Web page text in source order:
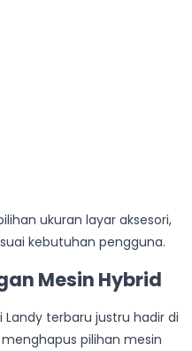
ukuran layar aksesori,
kebutuhan pengguna.
Mesin Hybrid
Landy terbaru justru hadir di
pilihan mesin